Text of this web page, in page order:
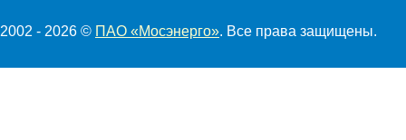
2002 - 2026 © ПАО «Мосэнерго». Все права защищены.